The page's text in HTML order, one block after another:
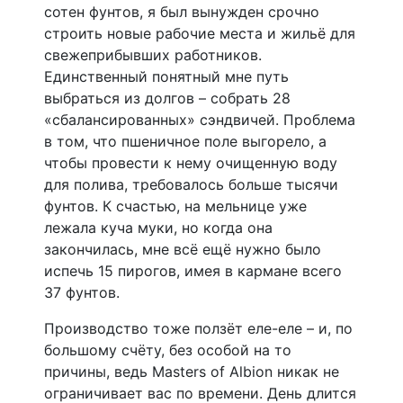
сотен фунтов, я был вынужден срочно
строить новые рабочие места и жильё для
свежеприбывших работников.
Единственный понятный мне путь
выбраться из долгов – собрать 28
«сбалансированных» сэндвичей. Проблема
в том, что пшеничное поле выгорело, а
чтобы провести к нему очищенную воду
для полива, требовалось больше тысячи
фунтов. К счастью, на мельнице уже
лежала куча муки, но когда она
закончилась, мне всё ещё нужно было
испечь 15 пирогов, имея в кармане всего
37 фунтов.
Производство тоже ползёт еле-еле – и, по
большому счёту, без особой на то
причины, ведь Masters of Albion никак не
ограничивает вас по времени. День длится